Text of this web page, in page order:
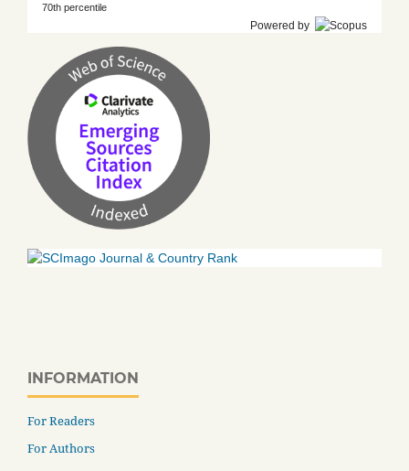
70th percentile
Powered by
INFORMATION
For Readers
For Authors